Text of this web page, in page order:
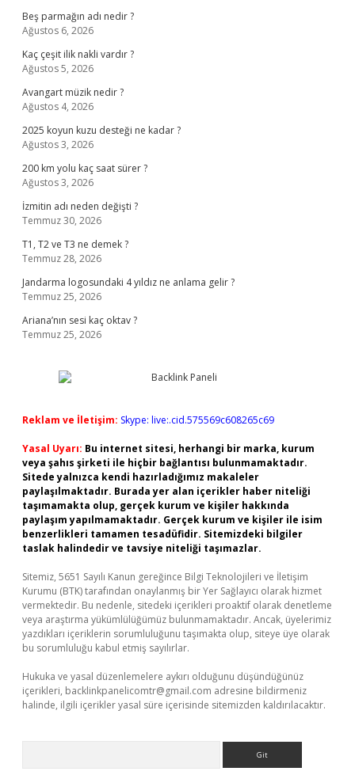
Beş parmağın adı nedir ?
Ağustos 6, 2026
Kaç çeşit ilik nakli vardır ?
Ağustos 5, 2026
Avangart müzik nedir ?
Ağustos 4, 2026
2025 koyun kuzu desteği ne kadar ?
Ağustos 3, 2026
200 km yolu kaç saat sürer ?
Ağustos 3, 2026
İzmitin adı neden değişti ?
Temmuz 30, 2026
T1, T2 ve T3 ne demek ?
Temmuz 28, 2026
Jandarma logosundaki 4 yıldız ne anlama gelir ?
Temmuz 25, 2026
Ariana’nın sesi kaç oktav ?
Temmuz 25, 2026
Reklam ve İletişim: Skype: live:.cid.575569c608265c69
Yasal Uyarı: Bu internet sitesi, herhangi bir marka, kurum
veya şahıs şirketi ile hiçbir bağlantısı bulunmamaktadır.
Sitede yalnızca kendi hazırladığımız makaleler
paylaşılmaktadır. Burada yer alan içerikler haber niteliği
taşımamakta olup, gerçek kurum ve kişiler hakkında
paylaşım yapılmamaktadır. Gerçek kurum ve kişiler ile isim
benzerlikleri tamamen tesadüfidir. Sitemizdeki bilgiler
taslak halindedir ve tavsiye niteliği taşımazlar.
Sitemiz, 5651 Sayılı Kanun gereğince Bilgi Teknolojileri ve İletişim
Kurumu (BTK) tarafından onaylanmış bir Yer Sağlayıcı olarak hizmet
vermektedir. Bu nedenle, sitedeki içerikleri proaktif olarak denetleme
veya araştırma yükümlülüğümüz bulunmamaktadır. Ancak, üyelerimiz
yazdıkları içeriklerin sorumluluğunu taşımakta olup, siteye üye olarak
bu sorumluluğu kabul etmiş sayılırlar.
Hukuka ve yasal düzenlemelere aykırı olduğunu düşündüğünüz
içerikleri, backlinkpanelicomtr@gmail.com adresine bildirmeniz
halinde, ilgili içerikler yasal süre içerisinde sitemizden kaldırılacaktır.